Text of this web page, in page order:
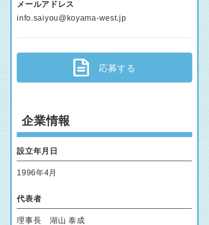
メールアドレス
info.saiyou@koyama-west.jp
応募する
企業情報
設立年月日
1996年4月
代表者
理事長 湖山 泰成